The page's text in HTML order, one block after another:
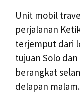
Unit mobil
perjalanan
terjemput dari
tujuan Solo
berangkat
delapan malam.